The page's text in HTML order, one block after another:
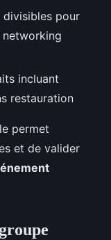
divisibles pour
networking
incluant
restauration
permet
et de valider